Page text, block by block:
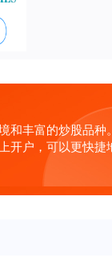
丰富的炒股品
户，可以更快